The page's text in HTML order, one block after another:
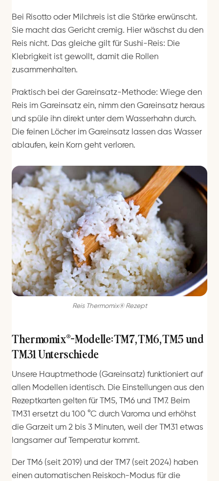
Bei Risotto oder Milchreis ist die Stärke erwünscht.
Sie macht das Gericht cremig. Hier wäschst du den
Reis nicht. Das gleiche gilt für Sushi-Reis: Die
Klebrigkeit ist gewollt, damit die Rollen
zusammenhalten.
Praktisch bei der Gareinsatz-Methode: Wiege den
Reis im Gareinsatz ein, nimm den Gareinsatz heraus
und spüle ihn direkt unter dem Wasserhahn durch.
Die feinen Löcher im Gareinsatz lassen das Wasser
ablaufen, kein Korn geht verloren.
Reis Thermomix® Rezept
Thermomix®-Modelle: TM7, TM6, TM5 und
TM31 Unterschiede
Unsere Hauptmethode (Gareinsatz) funktioniert auf
allen Modellen identisch. Die Einstellungen aus den
Rezeptkarten gelten für TM5, TM6 und TM7. Beim
TM31 ersetzt du 100 °C durch Varoma und erhöhst
die Garzeit um 2 bis 3 Minuten, weil der TM31 etwas
langsamer auf Temperatur kommt.
Der TM6 (seit 2019) und der TM7 (seit 2024) haben
einen automatischen Reiskoch-Modus für die